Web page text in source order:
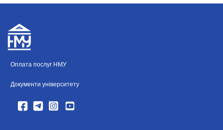
Оплата послуг НМУ
Документи університету